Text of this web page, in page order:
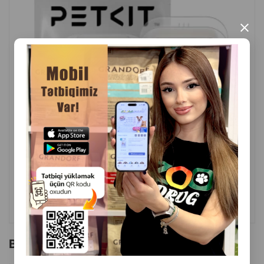
×
( Rəylər)
Çəki Qiymət
Almaq
1 ədəd
19.99
ALMAQ
Bu brendin başqa məhsulları